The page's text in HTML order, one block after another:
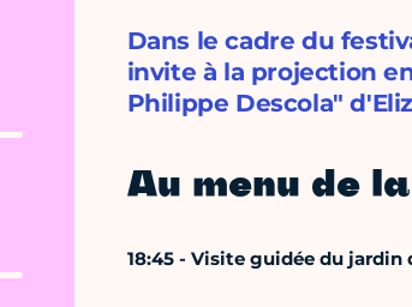
Dans le cadre du
invite à la projection
Philippe Descola"
Au menu de
18:45 - Visite guidée du jardin